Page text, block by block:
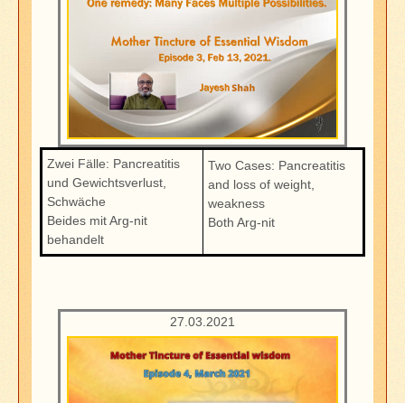
Zwei Fälle: Pancreatitis
und Gewichtsverlust,
Schwäche
Beides mit Arg-nit
behandelt
Two Cases: Pancreatitis
and loss of weight,
weakness
Both Arg-nit
27.03.2021